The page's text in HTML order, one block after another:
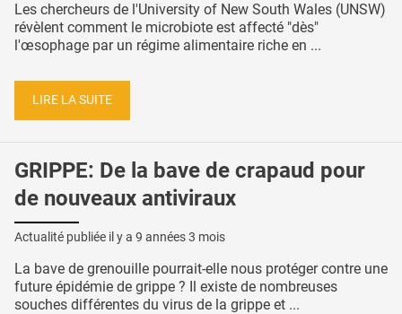
Les chercheurs de l'University of New South Wales (UNSW)
révèlent comment le microbiote est affecté "dès"
l'œsophage par un régime alimentaire riche en ...
LIRE LA SUITE
GRIPPE: De la bave de crapaud pour
de nouveaux antiviraux
Actualité publiée il y a 9 années 3 mois
La bave de grenouille pourrait-elle nous protéger contre une
future épidémie de grippe ? Il existe de nombreuses
souches différentes du virus de la grippe et ...